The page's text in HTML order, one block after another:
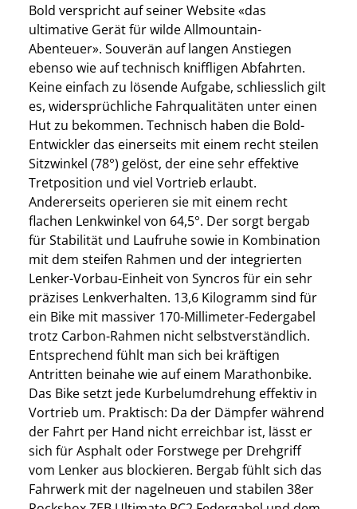
Bold verspricht auf seiner Website «das
ultimative Gerät für wilde Allmountain-
Abenteuer». Souverän auf langen Anstiegen
ebenso wie auf technisch kniffligen Abfahrten.
Keine einfach zu lösende Aufgabe, schliesslich gilt
es, widersprüchliche Fahrqualitäten unter einen
Hut zu bekommen. Technisch haben die Bold-
Entwickler das einerseits mit einem recht steilen
Sitzwinkel (78°) gelöst, der eine sehr effektive
Tretposition und viel Vortrieb erlaubt.
Andererseits operieren sie mit einem recht
flachen Lenkwinkel von 64,5°. Der sorgt bergab
für Stabilität und Laufruhe sowie in Kombination
mit dem steifen Rahmen und der integrierten
Lenker-Vorbau-Einheit von Syncros für ein sehr
präzises Lenkverhalten. 13,6 Kilogramm sind für
ein Bike mit massiver 170-Millimeter-Federgabel
trotz Carbon-Rahmen nicht selbstverständlich.
Entsprechend fühlt man sich bei kräftigen
Antritten beinahe wie auf einem Marathonbike.
Das Bike setzt jede Kurbelumdrehung effektiv in
Vortrieb um. Praktisch: Da der Dämpfer während
der Fahrt per Hand nicht erreichbar ist, lässt er
sich für Asphalt oder Forstwege per Drehgriff
vom Lenker aus blockieren. Bergab fühlt sich das
Fahrwerk mit der nagelneuen und stabilen 38er